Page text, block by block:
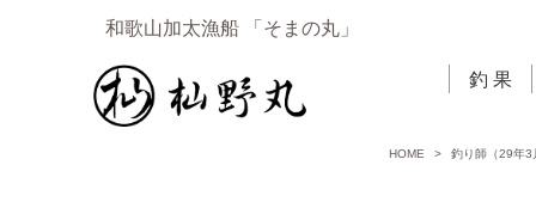
和歌山加太漁船 「そまの丸」
釣 果
HOME > 釣り師（29年3